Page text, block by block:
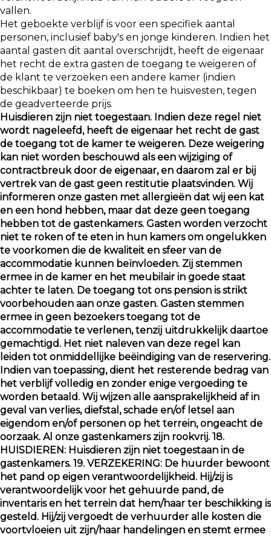
vallen.
Het geboekte verblijf is voor een specifiek aantal
personen, inclusief baby's en jonge kinderen. Indien het
aantal gasten dit aantal overschrijdt, heeft de eigenaar
het recht de extra gasten de toegang te weigeren of
de klant te verzoeken een andere kamer (indien
beschikbaar) te boeken om hen te huisvesten, tegen
de geadverteerde prijs.
Huisdieren zijn niet toegestaan. Indien deze regel niet
wordt nageleefd, heeft de eigenaar het recht de gast
de toegang tot de kamer te weigeren. Deze weigering
kan niet worden beschouwd als een wijziging of
contractbreuk door de eigenaar, en daarom zal er bij
vertrek van de gast geen restitutie plaatsvinden. Wij
informeren onze gasten met allergieën dat wij een kat
en een hond hebben, maar dat deze geen toegang
hebben tot de gastenkamers. Gasten worden verzocht
niet te roken of te eten in hun kamers om ongelukken
te voorkomen die de kwaliteit en sfeer van de
accommodatie kunnen beïnvloeden. Zij stemmen
ermee in de kamer en het meubilair in goede staat
achter te laten. De toegang tot ons pension is strikt
voorbehouden aan onze gasten. Gasten stemmen
ermee in geen bezoekers toegang tot de
accommodatie te verlenen, tenzij uitdrukkelijk daartoe
gemachtigd. Het niet naleven van deze regel kan
leiden tot onmiddellijke beëindiging van de reservering.
Indien van toepassing, dient het resterende bedrag van
het verblijf volledig en zonder enige vergoeding te
worden betaald. Wij wijzen alle aansprakelijkheid af in
geval van verlies, diefstal, schade en/of letsel aan
eigendom en/of personen op het terrein, ongeacht de
oorzaak. Al onze gastenkamers zijn rookvrij. 18.
HUISDIEREN: Huisdieren zijn niet toegestaan in de
gastenkamers. 19. VERZEKERING: De huurder bewoont
het pand op eigen verantwoordelijkheid. Hij/zij is
verantwoordelijk voor het gehuurde pand, de
inventaris en het terrein dat hem/haar ter beschikking is
gesteld. Hij/zij vergoedt de verhuurder alle kosten die
voortvloeien uit zijn/haar handelingen en stemt ermee